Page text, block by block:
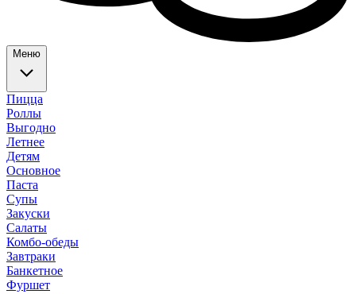
Меню
Пицца
Роллы
Выгодно
Летнее
Детям
Основное
Паста
Супы
Закуски
Салаты
Комбо-обеды
Завтраки
Банкетное
Фуршет